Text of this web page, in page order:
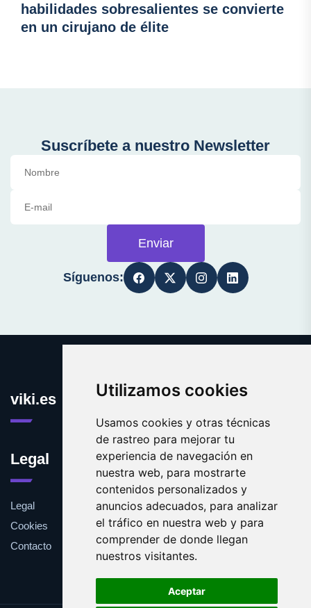
Utilizamos cookies
Usamos cookies y otras técnicas
de rastreo para mejorar tu
experiencia de navegación en
nuestra web, para mostrarte
contenidos personalizados y
anuncios adecuados, para analizar
el tráfico en nuestra web y para
comprender de donde llegan
nuestros visitantes.
Aceptar
habilidades sobresalientes se convierte
en un cirujano de élite
Suscríbete a nuestro Newsletter
Enviar
Síguenos:
viki.es
Legal
Legal
Cookies
Contacto